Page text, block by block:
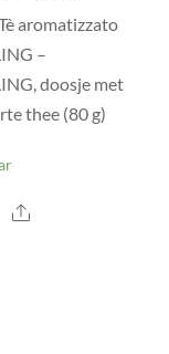
aromatizzato
–
doosje met
thee (80 g)
Share